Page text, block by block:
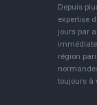
Depuis
expertise
jours par
région
toujours à